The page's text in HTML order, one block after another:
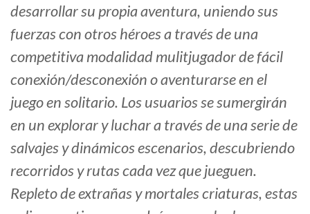
desarrollar su propia aventura, uniendo sus
fuerzas con otros héroes a través de una
competitiva modalidad mulitjugador de fácil
conexión/desconexión o aventurarse en el
juego en solitario. Los usuarios se sumergirán
en un explorar y luchar a través de una serie de
salvajes y dinámicos escenarios, descubriendo
recorridos y rutas cada vez que jueguen.
Repleto de extrañas y mortales criaturas, estas